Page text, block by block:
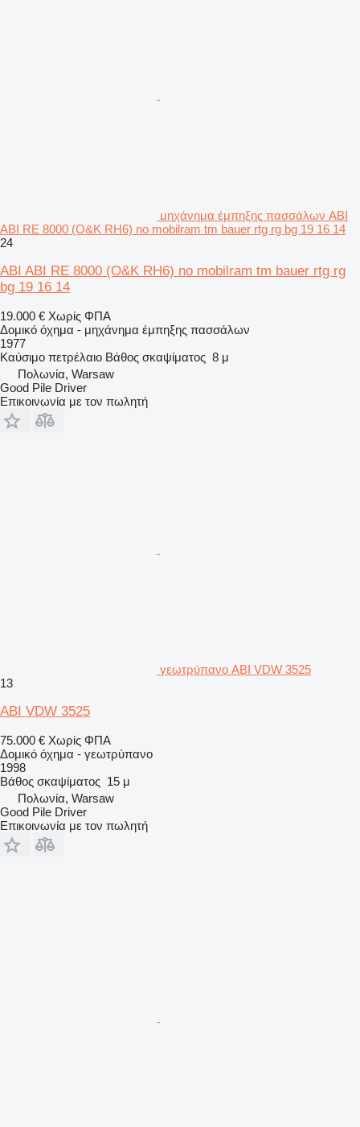
μηχάνημα έμπηξης πασσάλων ABI
ABI RE 8000 (O&K RH6) no mobilram tm bauer rtg rg bg 19 16 14
24
ABI ABI RE 8000 (O&K RH6) no mobilram tm bauer rtg rg
bg 19 16 14
19.000 € Χωρίς ΦΠΑ
Δομικό όχημα - μηχάνημα έμπηξης πασσάλων
1977
Καύσιμο πετρέλαιο Βάθος σκαψίματος 8 μ
Πολωνία, Warsaw
Good Pile Driver
Επικοινωνία με τον πωλητή
γεωτρύπανο ABI VDW 3525
13
ABI VDW 3525
75.000 € Χωρίς ΦΠΑ
Δομικό όχημα - γεωτρύπανο
1998
Βάθος σκαψίματος 15 μ
Πολωνία, Warsaw
Good Pile Driver
Επικοινωνία με τον πωλητή